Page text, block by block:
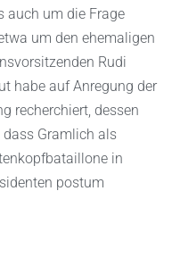
auch um die Frage
um den ehemaligen
Rudi
habe auf Anregung der
recherchiert, dessen
dass Gramlich als
in
postum